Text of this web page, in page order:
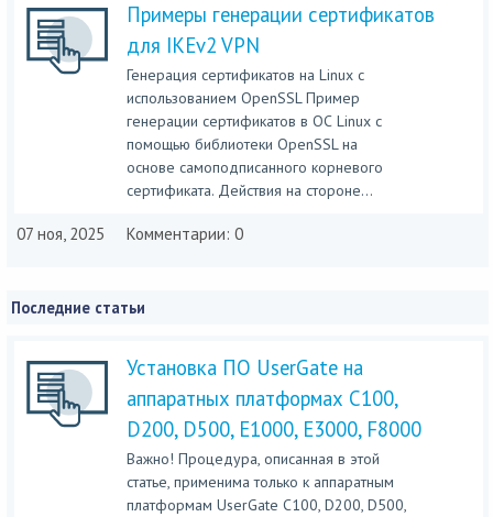
Примеры генерации сертификатов
для IKEv2 VPN
Генерация сертификатов на Linux с
использованием OpenSSL Пример
генерации сертификатов в ОС Linux с
помощью библиотеки OpenSSL на
основе самоподписанного корневого
сертификата. Действия на стороне...
07 ноя, 2025 Комментарии: 0
Последние статьи
Установка ПО UserGate на
аппаратных платформах C100,
D200, D500, E1000, E3000, F8000
Важно! Процедура, описанная в этой
статье, применима только к аппаратным
платформам UserGate C100, D200, D500,